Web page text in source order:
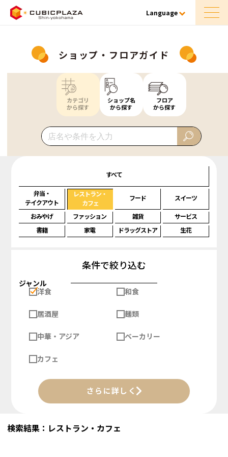
Language
ショップ・フロアガイド
カテゴリ
から探す
ショップ名
から探す
フロア
から探す
すべて
弁当・
テイクアウト
レストラン・
カフェ
フード スイーツ
おみやげ ファッション 雑貨
サービス
書籍
家電 ドラッグストア 生花
条件で絞り込む
ジャンル
洋食
和食
居酒屋 麺類
中華・アジア ベーカリー
カフェ
さらに詳しく
検索結果：レストラン・カフェ